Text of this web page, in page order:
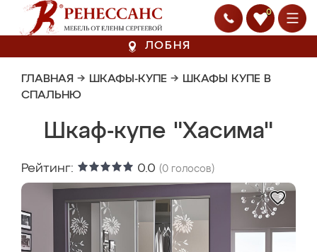
0
ЛОБНЯ
ГЛАВНАЯ → ШКАФЫ-КУПЕ → ШКАФЫ КУПЕ В
СПАЛЬНЮ
Шкаф-купе "Хасима"
Рейтинг: 0.0 (0 голосов)